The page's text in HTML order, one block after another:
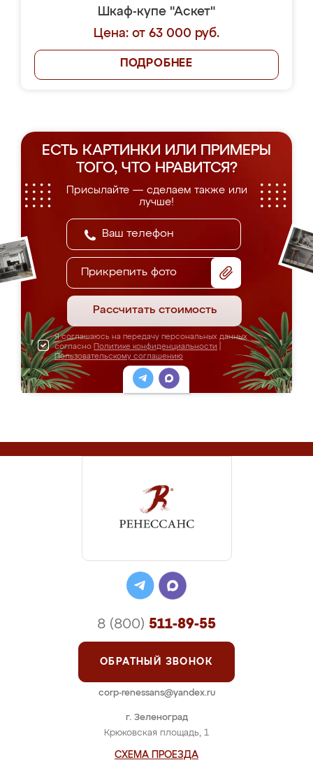
Шкаф-купе "Аскет"
Цена: от 63 000 руб.
ПОДРОБНЕЕ
ЕСТЬ КАРТИНКИ ИЛИ ПРИМЕРЫ
ТОГО, ЧТО НРАВИТСЯ?
Присылайте — сделаем также или
лучше!
Прикрепить фото
Рассчитать стоимость
Я соглашаюсь на передачу персональных данных
согласно Политике конфиденциальности
Пользовательскому соглашению
г. Зеленоград
Крюковская площадь, 1
СХЕМА ПРОЕЗДА
8 (800) 511-89-55
ОБРАТНЫЙ ЗВОНОК
corp-renessans@yandex.ru